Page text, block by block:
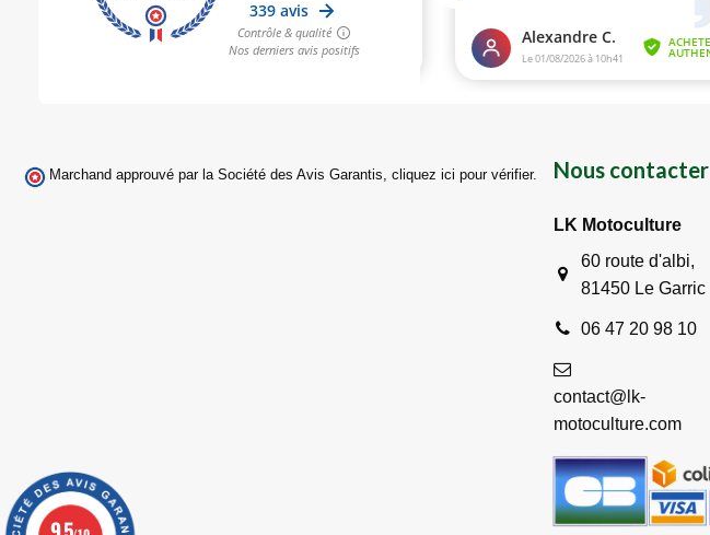
Marchand approuvé par la Société des Avis Garantis, cliquez ici pour vérifier. Nous contacter
LK Motoculture
60 route d'albi,
81450 Le Garric
06 47 20 98 10
contact@lk-
motoculture.com